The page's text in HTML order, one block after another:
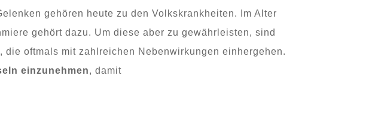
gehören heute zu den Volkskrankheiten. Im Alter
gehört dazu. Um diese aber zu gewährleisten, sind
oftmals mit zahlreichen Nebenwirkungen einhergehen.
einzunehmen, damit